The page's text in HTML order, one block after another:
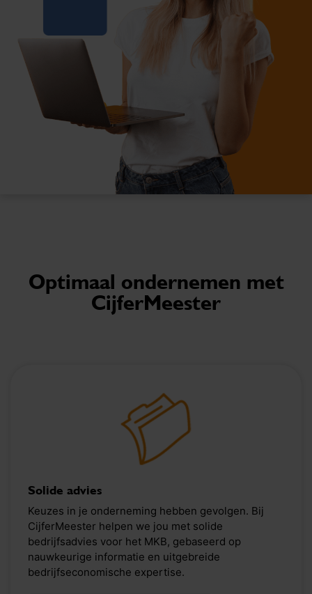
Optimaal ondernemen met
CijferMeester
Solide advies
Keuzes in je onderneming hebben gevolgen. Bij
CijferMeester helpen we jou met solide
bedrijfsadvies voor het MKB, gebaseerd op
nauwkeurige informatie en uitgebreide
bedrijfseconomische expertise.